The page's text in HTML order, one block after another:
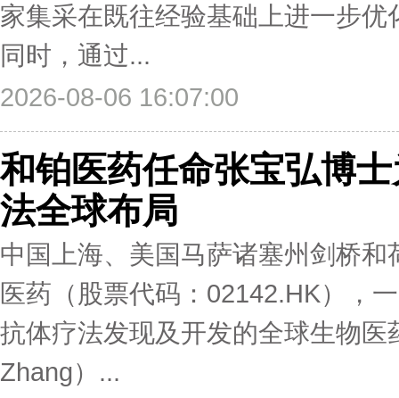
家集采在既往经验基础上进一步优
同时，通过...
2026-08-06 16:07:00
和铂医药任命张宝弘博
法全球布局
中国上海、美国马萨诸塞州剑桥
医药（股票代码：02142.HK），
抗体疗法发现及开发的全球生物
Zhang）...